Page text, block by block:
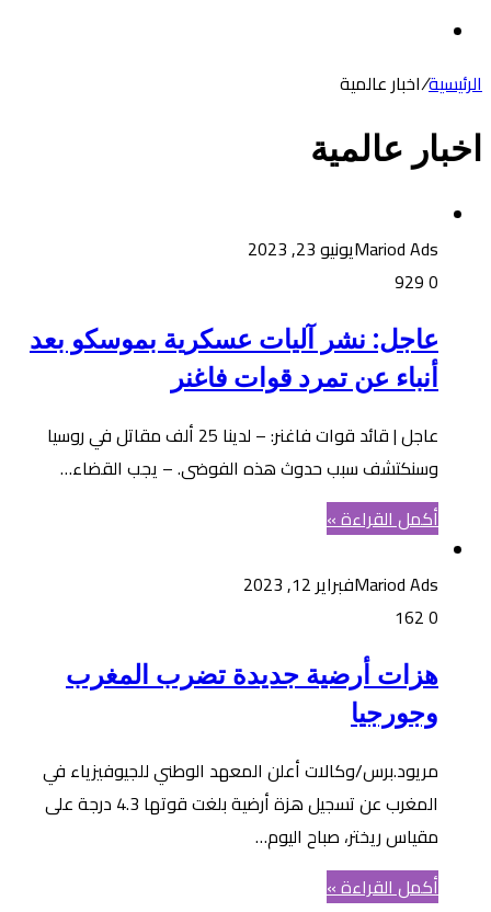
الرئيسية/اخبار عالمية
اخبار عالمية
Mariod Adsيونيو 23, 2023
0
عاجل: نشر آليات عسكرية بموسكو بعد
أنباء عن تمرد قوات فاغنر
عاجل | قائد قوات فاغنر: – لدينا 25 ألف مقاتل في روسيا
وسنكتشف سبب حدوث هذه الفوضى. – يجب القضاء…
أكمل القراءة »
Mariod Adsفبراير 12, 2023
0
هزات أرضية جديدة تضرب المغرب
وجورجيا
مريود.برس/وكالات أعلن المعهد الوطني للجيوفيزياء في
المغرب عن تسجيل هزة أرضية بلغت قوتها 4.3 درجة على
مقياس ريختر، صباح اليوم…
أكمل القراءة »